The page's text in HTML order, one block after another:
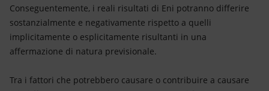
Conseguentemente, i reali risultati di Eni potranno differire
sostanzialmente e negativamente rispetto a quelli
implicitamente o esplicitamente risultanti in una
affermazione di natura previsionale.
Tra i fattori che potrebbero causare o contribuire a causare